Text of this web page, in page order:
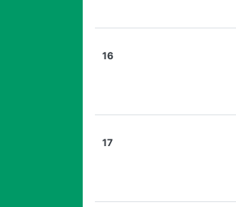
16
17